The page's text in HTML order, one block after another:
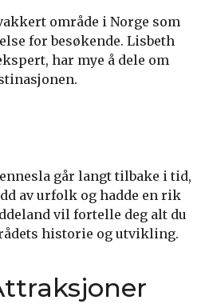
område i Norge som
for besøkende. Lisbeth
har mye å dele om
går langt tilbake i tid,
av urfolk og hadde en rik
vil fortelle deg alt du
historie og utvikling.